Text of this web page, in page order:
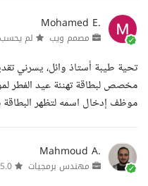
Mohamed E.
مصمم ويب لم يحسب
تحية طيبة أستاذ وائل، يسرني
مخصص لبطاقة تهنئة عيد الفطر
موظف إدخال اسمه لتظهر
Mahmoud A.
مهندس برمجيات